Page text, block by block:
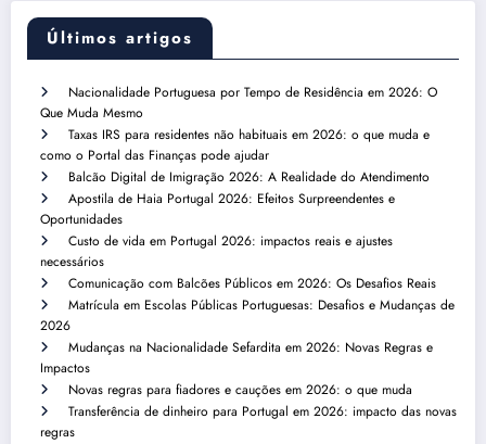
Últimos artigos
Nacionalidade Portuguesa por Tempo de Residência em 2026: O
Que Muda Mesmo
Taxas IRS para residentes não habituais em 2026: o que muda e
como o Portal das Finanças pode ajudar
Balcão Digital de Imigração 2026: A Realidade do Atendimento
Apostila de Haia Portugal 2026: Efeitos Surpreendentes e
Oportunidades
Custo de vida em Portugal 2026: impactos reais e ajustes
necessários
Comunicação com Balcões Públicos em 2026: Os Desafios Reais
Matrícula em Escolas Públicas Portuguesas: Desafios e Mudanças de
2026
Mudanças na Nacionalidade Sefardita em 2026: Novas Regras e
Impactos
Novas regras para fiadores e cauções em 2026: o que muda
Transferência de dinheiro para Portugal em 2026: impacto das novas
regras